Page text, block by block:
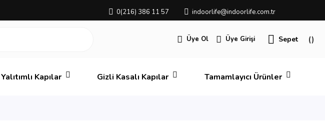
0(216) 386 11 57 indoorlife@indoorlife.com.tr
Üye Ol Üye Girişi Sepet
Kapılar Gizli Kasalı Kapılar Tamamlayıcı Ürünler